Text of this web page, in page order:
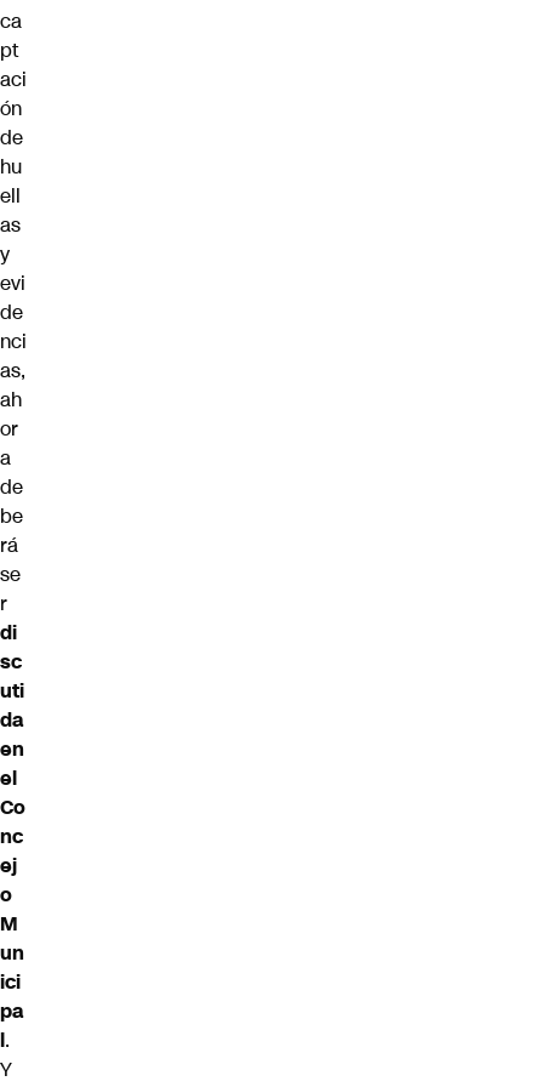
ca
pt
aci
ón
de
hu
ell
as
y
evi
de
nci
as,
ah
or
a
de
be
rá
se
r
di
sc
uti
da
en
el
Co
nc
ej
o
M
un
ici
pa
l.
Y